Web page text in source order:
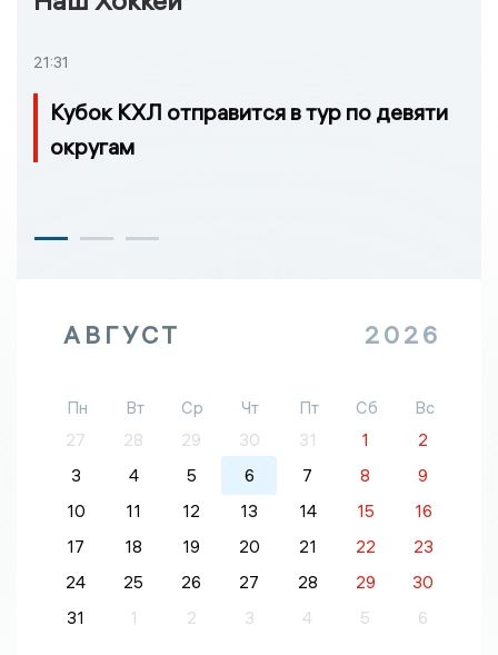
21:31
Кубок КХЛ отправится в тур по девяти
округам
АВГУСТ 2026
Пн Вт Ср Чт Пт Сб
Вс
27
28 29 30 31 1
2
3
4 5 6 7 8
9
10
11 12 13 14 15
16
17
18 19 20 21 22
23
24
25 26 27 28 29
30
31
1 2 3 4 5 6